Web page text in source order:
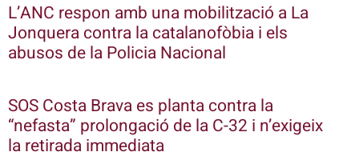
L’ANC respon amb una mobilització a La
Jonquera contra la catalanofòbia i els
abusos de la Policia Nacional
SOS Costa Brava es planta contra la
“nefasta” prolongació de la C-32 i n’exigeix
la retirada immediata